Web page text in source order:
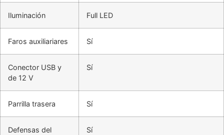
Iluminación Full LED
Faros auxiliariares Sí
Conector USB y
de 12 V
Sí
Parrilla trasera Sí
Defensas del
Sí